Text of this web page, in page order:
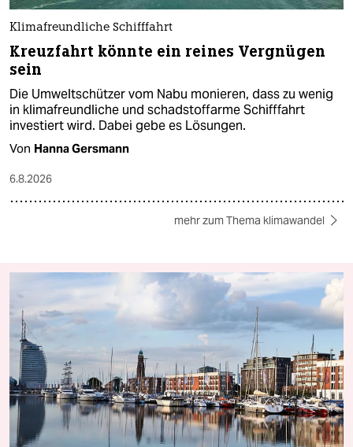
Klimafreundliche Schifffahrt
Kreuzfahrt könnte ein reines Vergnügen
sein
Die Umweltschützer vom Nabu monieren, dass zu wenig
in klimafreundliche und schadstoffarme Schifffahrt
investiert wird. Dabei gebe es Lösungen.
Von Hanna Gersmann
6.8.2026
mehr zum Thema klimawandel